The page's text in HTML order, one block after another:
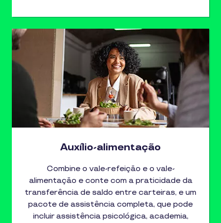
Auxílio-alimentação
Combine o vale-refeição e o vale-
alimentação e conte com a praticidade da
transferência de saldo entre carteiras, e um
pacote de assistência completa, que pode
incluir assistência psicológica, academia,